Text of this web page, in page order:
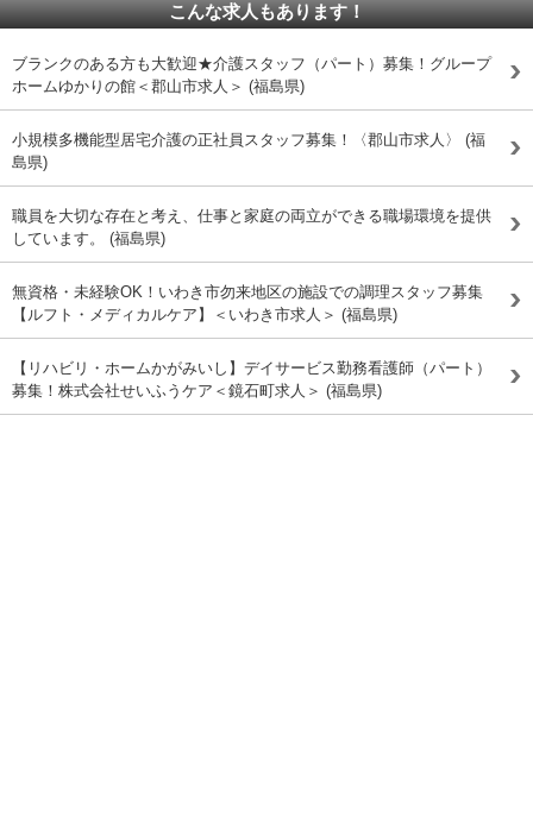
こんな求人もあります！
ブランクのある方も大歓迎★介護スタッフ（パート）募集！グループ
ホームゆかりの館＜郡山市求人＞ (福島県)
小規模多機能型居宅介護の正社員スタッフ募集！〈郡山市求人〉 (福
島県)
職員を大切な存在と考え、仕事と家庭の両立ができる職場環境を提供
しています。 (福島県)
無資格・未経験OK！いわき市勿来地区の施設での調理スタッフ募集
【ルフト・メディカルケア】＜いわき市求人＞ (福島県)
【リハビリ・ホームかがみいし】デイサービス勤務看護師（パート）
募集！株式会社せいふうケア＜鏡石町求人＞ (福島県)